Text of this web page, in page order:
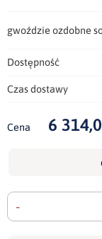
gwoździe ozdobne
Dostępność
Czas dostawy
Cena 6
-